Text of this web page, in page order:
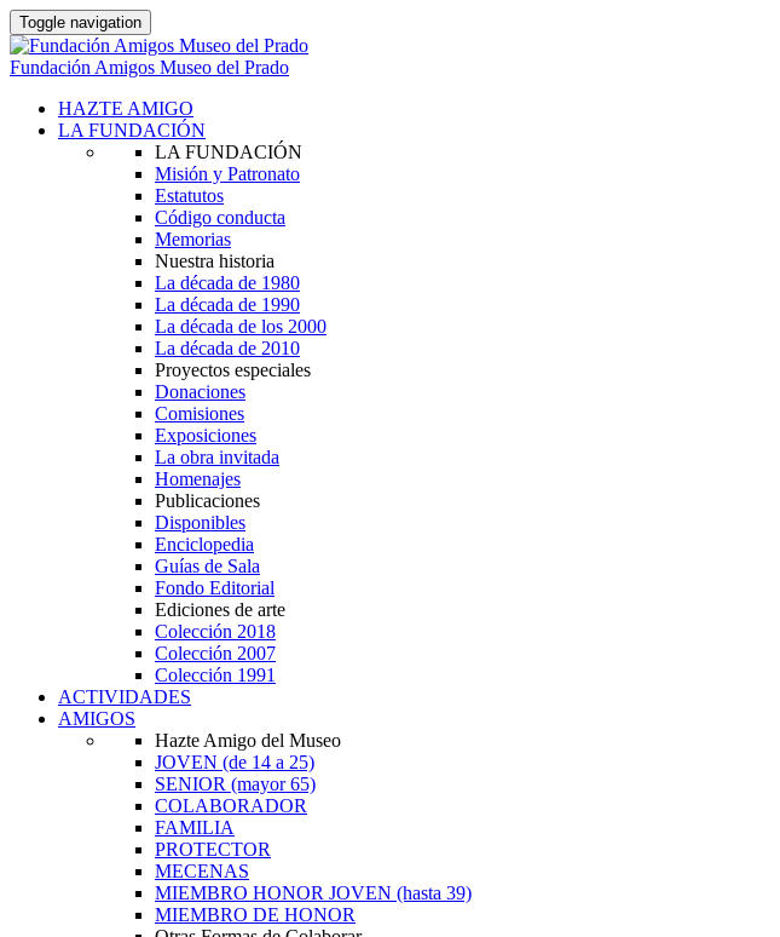
Toggle navigation
Fundación Amigos Museo del Prado
HAZTE AMIGO
LA FUNDACIÓN
LA FUNDACIÓN
Misión y Patronato
Estatutos
Código conducta
Memorias
Nuestra historia
La década de 1980
La década de 1990
La década de los 2000
La década de 2010
Proyectos especiales
Donaciones
Comisiones
Exposiciones
La obra invitada
Homenajes
Publicaciones
Disponibles
Enciclopedia
Guías de Sala
Fondo Editorial
Ediciones de arte
Colección 2018
Colección 2007
Colección 1991
ACTIVIDADES
AMIGOS
Hazte Amigo del Museo
JOVEN (de 14 a 25)
SENIOR (mayor 65)
COLABORADOR
FAMILIA
PROTECTOR
MECENAS
MIEMBRO HONOR JOVEN (hasta 39)
MIEMBRO DE HONOR